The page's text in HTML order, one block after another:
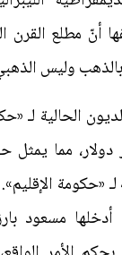
أنّ مطلع
وليس
الحالية لـ
لـ «حكومة
أدخلها مسعود